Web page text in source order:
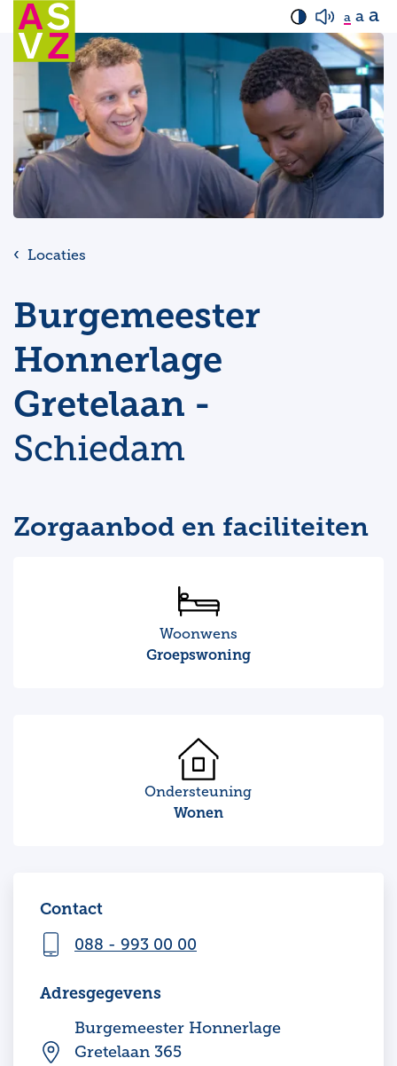
a a a
Locaties
Burgemeester
Honnerlage
Gretelaan -
Schiedam
Zorgaanbod en faciliteiten
Woonwens
Groepswoning
Ondersteuning
Wonen
Contact
088 - 993 00 00
Adresgegevens
Burgemeester Honnerlage
Gretelaan 365